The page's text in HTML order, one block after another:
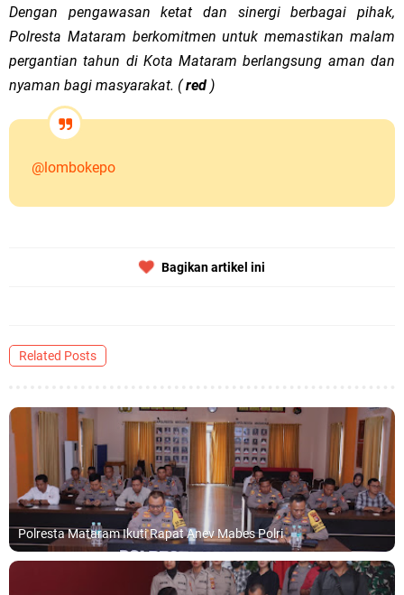
Dengan pengawasan ketat dan sinergi berbagai pihak,
Polresta Mataram berkomitmen untuk memastikan malam
pergantian tahun di Kota Mataram berlangsung aman dan
nyaman bagi masyarakat. (red )
@lombokepo
Bagikan artikel ini
Related Posts
Polresta Mataram Ikuti Rapat Anev Mabes Polri